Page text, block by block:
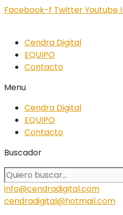
Facebook-f TwitterYoutube
Cendra Digital
EQUIPO
Contacto
Menu
Cendra Digital
EQUIPO
Contacto
Buscador
info@cendradigital.com
cendradigital@hotmail.com